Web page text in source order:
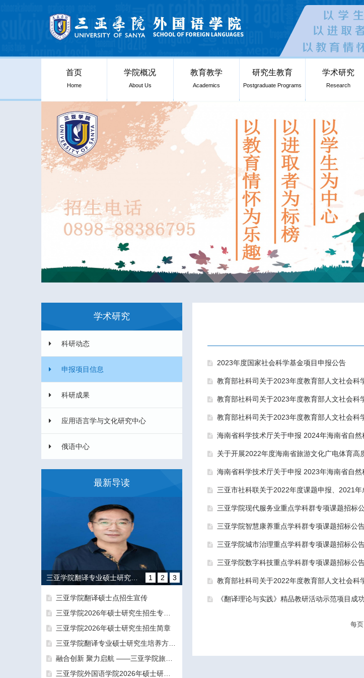
首页
Home
学院概况
About Us
教育教学
Academics
研究生教育
Postgraduate Programs
学术研究
Research
学术研究
科研动态
申报项目信息
科研成果
应用语言学与文化研究中心
俄语中心
最新导读
1 2 3
三亚学院翻译硕士点招生宣传
三亚学院2026年硕士研究生招生专业目录及参考书目
三亚学院2026年硕士研究生招生简章
三亚学院翻译专业硕士研究生培养方向和导师团队介绍
融合创新 聚力启航 ——三亚学院旅游与大健康学院正式揭牌成立
三亚学院外国语学院2026年硕士研究生拟录取名单公示公告（一志愿）
2023年度国家社会科学基金项目申报公告
教育部社科司关于2023年度教育部人文社会
教育部社科司关于2023年度教育部人文社会科
教育部社科司关于2023年度教育部人文社会科
海南省科学技术厅关于申报 2024年海南省自
关于开展2022年度海南省旅游文化广电体育高
海南省科学技术厅关于申报 2023年海南省自
三亚市社科联关于2022年度课题申报、2021
三亚学院现代服务业重点学科群专项课题招标
三亚学院智慧康养重点学科群专项课题招标公
三亚学院城市治理重点学科群专项课题招标公
三亚学院数字科技重点学科群专项课题招标公
教育部社科司关于2022年度教育部人文社会科
《翻译理论与实践》精品教研活动示范项目成
每页